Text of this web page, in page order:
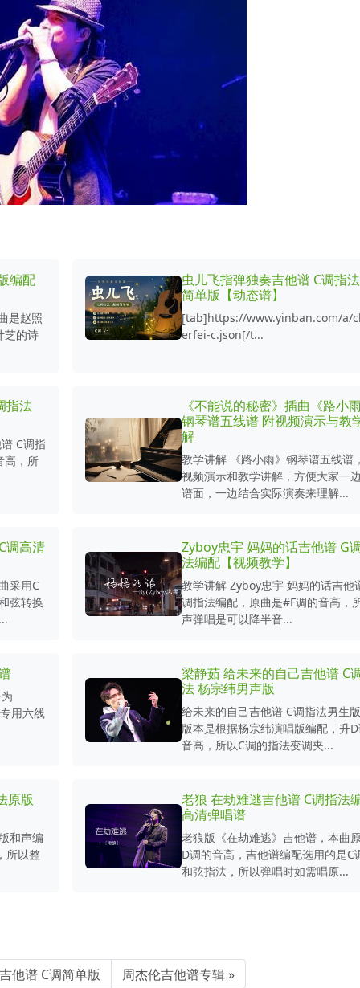
编配
是赵照
芝的诗
虫儿飞指弹独奏吉他谱 C调指
简单版【动态谱】
[tab]https://www.yinban.com/a/
erfei-c.json[/t...
指法
C调指
高，所
《不能说的秘密》插曲《路小雨
钢琴谱五线谱 附视频演示与教
解
教学讲解 《路小雨》钢琴谱五线谱
视频演示和教学讲解，方便大家一
谱面，一边结合实际演奏来理解...
调高清
采用C
弦转换
Zyboy忠宇 妈妈的话吉他谱 G
法编配【视频教学】
教学讲解 Zyboy忠宇 妈妈的话吉他
调指法编配，原曲是#F调的音高，
声弹唱是可以降半音...
用六线
梁静茹 给未来的自己吉他谱 C
法 杨宗纬男声版
给未来的自己吉他谱 C调指法男生
版本是根据杨宗纬演唱版编配，升
音高，所以C调的指法变调夹...
原版
和声编
所以整
老狼 在劫难逃吉他谱 C调指法
高清弹唱谱
老狼版《在劫难逃》吉他谱，本曲
D调的音高，吉他谱编配选用的是C
和弦指法，所以弹唱时如需唱原...
他谱 C调简单版 周杰伦吉他谱专辑